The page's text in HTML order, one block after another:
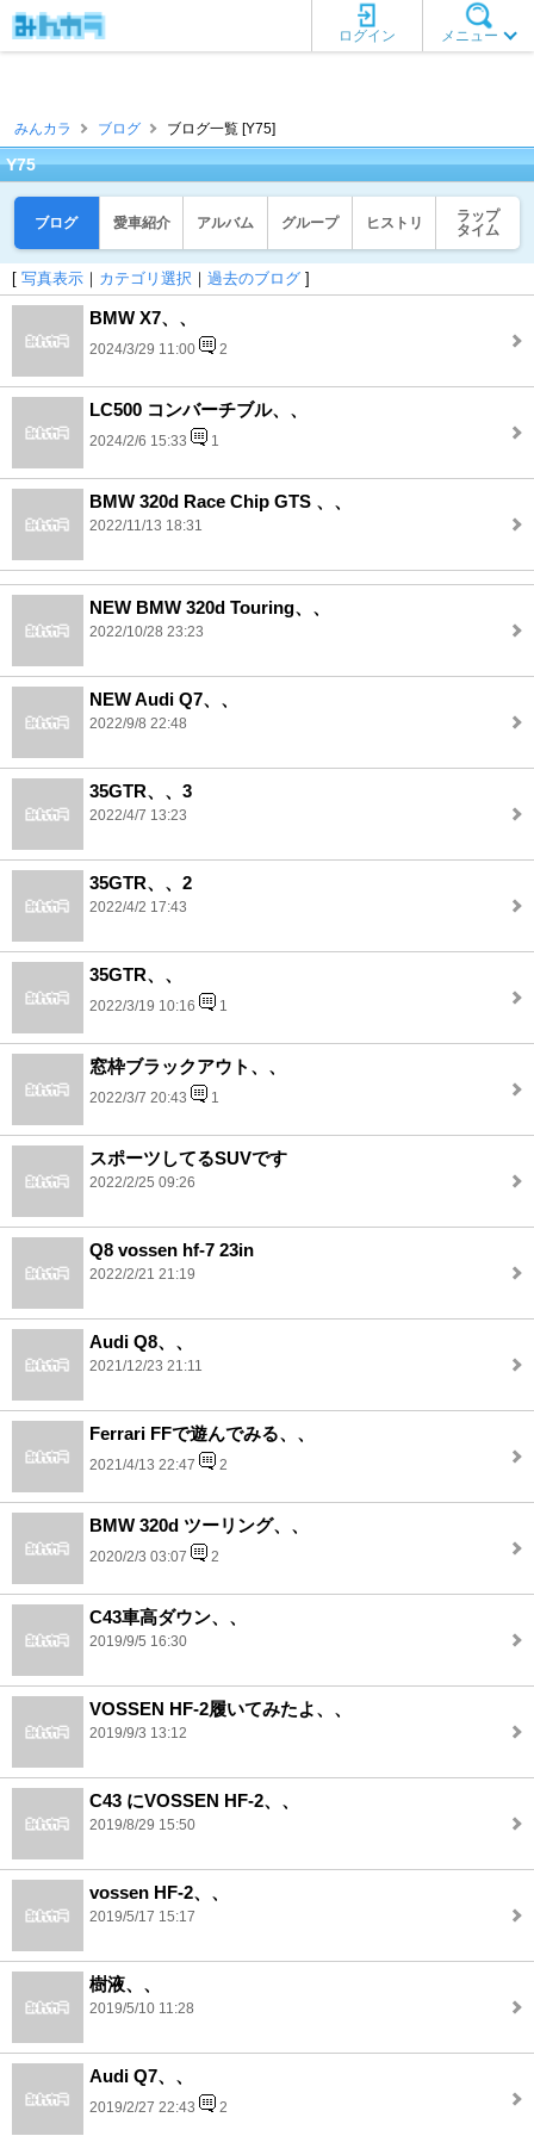
メニュー
ログイン
みんカラ ブログ ブログ一覧 [Y75]
Y75
ブログ 愛車紹介 アルバム グループ ヒストリ
ラップ
タイム
[ 写真表示 ｜ カテゴリ選択 ｜ 過去のブログ ]
BMW X7、、
2024/3/29 11:00 2
LC500 コンバーチブル、、
2024/2/6 15:33 1
BMW 320d Race Chip GTS 、、
2022/11/13 18:31
NEW BMW 320d Touring、、
2022/10/28 23:23
NEW Audi Q7、、
2022/9/8 22:48
35GTR、、3
2022/4/7 13:23
35GTR、、2
2022/4/2 17:43
35GTR、、
2022/3/19 10:16 1
窓枠ブラックアウト、、
2022/3/7 20:43 1
スポーツしてるSUVです
2022/2/25 09:26
Q8 vossen hf-7 23in
2022/2/21 21:19
Audi Q8、、
2021/12/23 21:11
Ferrari FFで遊んでみる、、
2021/4/13 22:47 2
BMW 320d ツーリング、、
2020/2/3 03:07 2
C43車高ダウン、、
2019/9/5 16:30
VOSSEN HF-2履いてみたよ、、
2019/9/3 13:12
C43 にVOSSEN HF-2、、
2019/8/29 15:50
vossen HF-2、、
2019/5/17 15:17
樹液、、
2019/5/10 11:28
Audi Q7、、
2019/2/27 22:43 2